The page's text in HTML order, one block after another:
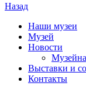
Назад
Наши музеи
Музей
Новости
Выставки и
Контакты